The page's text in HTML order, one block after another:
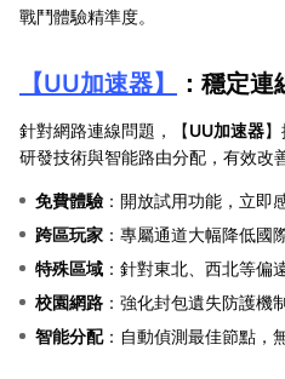
戰鬥體驗精準度。
【UU加速器】 ：穩定
針對網路連線問題，【UU加速器
研發技術與智能路由分配，有效改
免費體驗 ：開放試用功能，立即
跨區玩家 ：專屬通道大幅降低國
特殊區域 ：針對東北、西北等偏
校園網路 ：強化封包遺失防護機
智能分配：自動偵測最佳節點，